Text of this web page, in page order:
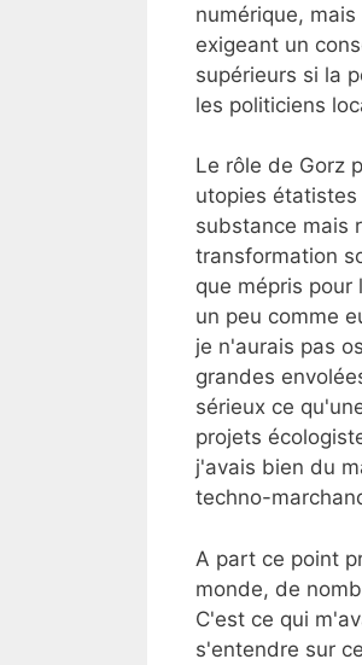
numérique,
exigeant un
supérieurs si la
les politiciens
Le rôle de Gorz
utopies
substance mais
transformation
que mépris
un peu comme
je n'aurais pas
grandes
sérieux ce
projets
j'avais bien du
techno-
A part ce point
monde, de
C'est ce qui
s'entendre sur